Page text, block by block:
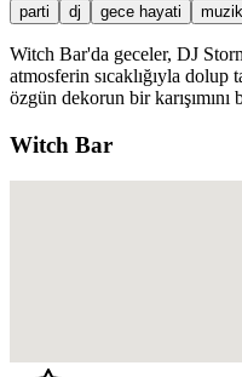
parti
dj gece hayati muzik
Witch Bar'da geceler, DJ
atmosferin sıcaklığıyla
özgün dekorun bir
Witch Bar